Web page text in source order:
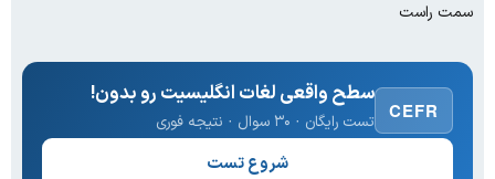
سمت راست
CEFR
سطح واقعی لغات انگلیسیت رو بدون!
تست رایگان · ۳۰ سوال · نتیجه فوری
شروع تست